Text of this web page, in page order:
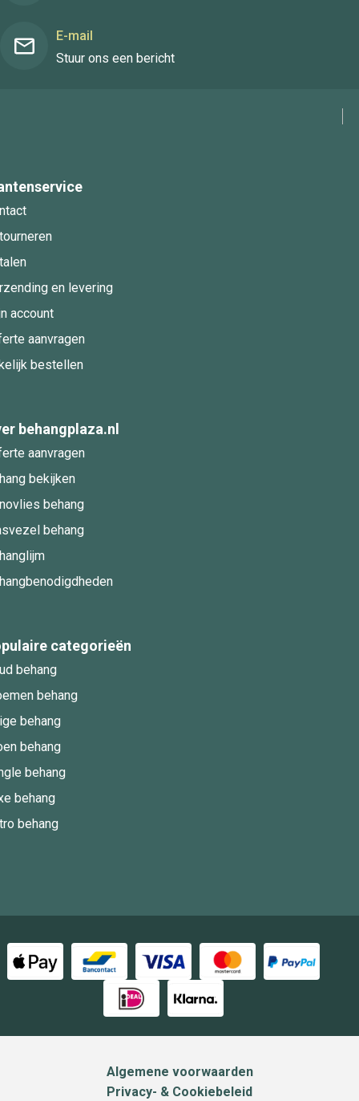
E-mail
Stuur ons een bericht
en levering
account
aanvragen
bestellen
behangplaza.nl
aanvragen
bekijken
behang
behang
categorieën
behang
behang
behang
behang
behang
behang
behang
Algemene voorwaarden
Privacy- & Cookiebeleid